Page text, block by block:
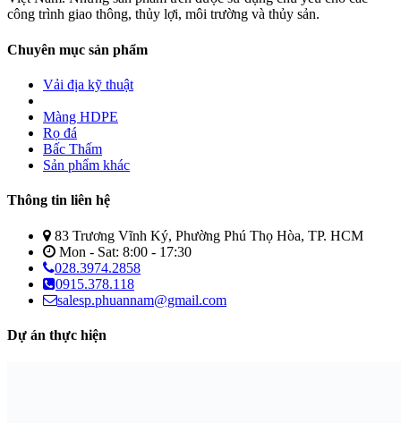
công trình giao thông, thủy lợi, môi trường và thủy sản.
Chuyên mục sản phẩm
Vải địa kỹ thuật
Màng HDPE
Rọ đá
Bấc Thấm
Sản phẩm khác
Thông tin liên hệ
83 Trương Vĩnh Ký, Phường Phú Thọ Hòa, TP. HCM
Mon - Sat: 8:00 - 17:30
028.3974.2858
0915.378.118
salesp.phuannam@gmail.com
Dự án thực hiện